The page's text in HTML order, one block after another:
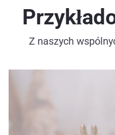
Z naszych